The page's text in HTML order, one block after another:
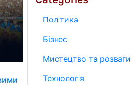
Політика
Бізнес
Мистецтво та розваги
Технологія